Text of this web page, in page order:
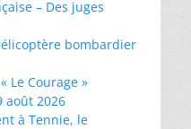
– Des juges
bombardier
Le Courage »
août 2026
à Tennie, le